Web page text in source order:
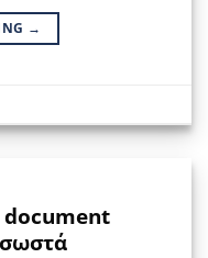
→
document